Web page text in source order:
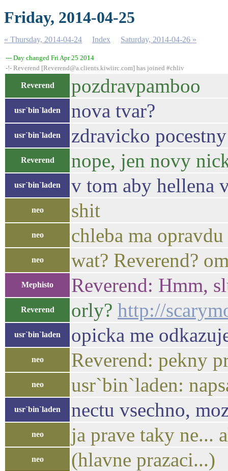
Friday, 2014-04-25
« Thursday, 2014-04-24 Index Saturday, 2014-04-26 »
--- Day changed Fri Apr 25 2014
-!- Reverend [Reverend@a.clients.kiwiirc.com] has joined #chliv
Reverend pozdravpamboo
usr`bin`laden nova tvar?
usr`bin`laden zdravicko pocestny
Reverend nope, jen novy
usr`bin`laden v tom aby hellena
neo shit
neo chleba ma
neo wat? Reverend?
Mephisto Reverend: Hmm,
Reverend orly? http://
usr`bin`laden opicka me
neo Reverend: pekny
neo usr`bin`laden:
usr`bin`laden nectu vsechno,
neo ja prave taky ne...
neo (hlavne prazaci...)